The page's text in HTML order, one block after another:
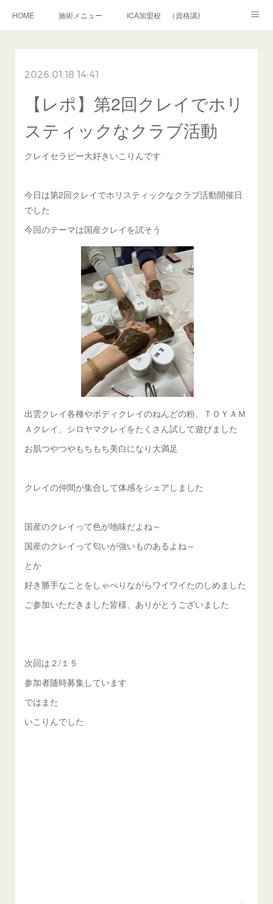
HOME 施術メニュー ICA加盟校 （資格講座）
ボディクレイパック
和道アロマトリートメントシャーマニッククレイセラピープロフィール
2026.01.18 14:41
【レポ】第2回クレイでホリ
スティックなクラブ活動
クレイセラピー大好きいこりんです
今日は第2回クレイでホリスティックなクラブ活動開催日
でした
今回のテーマは国産クレイを試そう
出雲クレイ各種やボディクレイのねんどの粉、ＴＯＹＡＭ
Ａクレイ、シロヤマクレイをたくさん試して遊びました
お肌つやつやもちもち美白になり大満足
クレイの仲間が集合して体感をシェアしました
国産のクレイって色が地味だよね～
国産のクレイって匂いが強いものあるよね～
とか
好き勝手なことをしゃべりながらワイワイたのしめました
ご参加いただきました皆様、ありがとうございました
次回は２/１５
参加者随時募集しています
ではまた
いこりんでした